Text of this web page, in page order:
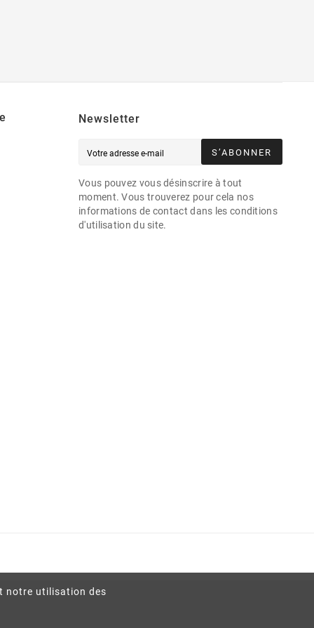
notre utilisation des
Newsletter
S’ABONNER
Vous pouvez vous désinscrire à tout
moment. Vous trouverez pour cela nos
informations de contact dans les conditions
d'utilisation du site.